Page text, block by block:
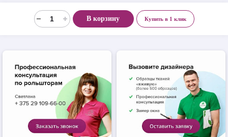
В корзину Купить в 1 клик